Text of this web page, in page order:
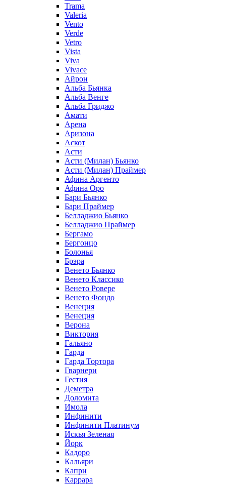
Trama
Valeria
Vento
Verde
Vetro
Vista
Viva
Vivace
Айрон
Альба Бьянка
Альба Венге
Альба Гриджо
Амати
Арена
Аризона
Аскот
Асти
Асти (Милан) Бьянко
Асти (Милан) Праймер
Афина Аргенто
Афина Оро
Бари Бьянко
Бари Праймер
Белладжио Бьянко
Белладжио Праймер
Бергамо
Бергонцо
Болонья
Брэра
Венето Бьянко
Венето Классико
Венето Ровере
Венето Фондо
Венеция
Венеция
Верона
Виктория
Гальяно
Гарда
Гарда Тортора
Гварнери
Гестия
Деметра
Доломита
Имола
Инфинити
Инфинити Платинум
Искья Зеленая
Йорк
Кадоро
Кальяри
Капри
Каррара